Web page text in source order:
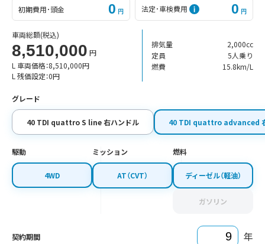
初期費用･頭金 0 円 法定･車検費用 0 円
車両総額(税込)
8,510,000 円
L 車両価格：8,510,000円
L 残価設定：0円
排気量
2,000cc
定員
5人乗り
燃費
15.8km/L
グレード
40 TDI quattro S line 右ハンドル 40 TDI quattro advanced
駆動
4WD
ミッション
AT（CVT）
燃料
ディーゼル（軽油）
ガソリン
契約期間 年